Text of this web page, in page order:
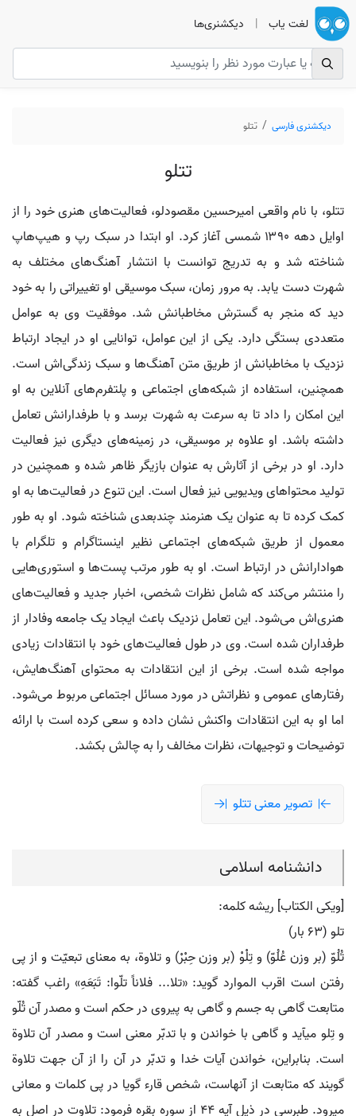
لغت یاب | دیکشنری‌ها
دیکشنری فارسی تتلو
تتلو
تتلو، با نام واقعی امیرحسین مقصودلو، فعالیت‌های هنری خود را از
اوایل دهه ۱۳۹۰ شمسی آغاز کرد. او ابتدا در سبک رپ و هیپ‌هاپ
شناخته شد و به تدریج توانست با انتشار آهنگ‌های مختلف به
شهرت دست یابد. به مرور زمان، سبک موسیقی او تغییراتی را به خود
دید که منجر به گسترش مخاطبانش شد. موفقیت وی به عوامل
متعددی بستگی دارد. یکی از این عوامل، توانایی او در ایجاد ارتباط
نزدیک با مخاطبانش از طریق متن آهنگ‌ها و سبک زندگی‌اش است.
همچنین، استفاده از شبکه‌های اجتماعی و پلتفرم‌های آنلاین به او
این امکان را داد تا به سرعت به شهرت برسد و با طرفدارانش تعامل
داشته باشد. او علاوه بر موسیقی، در زمینه‌های دیگری نیز فعالیت
دارد. او در برخی از آثارش به عنوان بازیگر ظاهر شده و همچنین در
تولید محتواهای ویدیویی نیز فعال است. این تنوع در فعالیت‌ها به او
کمک کرده تا به عنوان یک هنرمند چندبعدی شناخته شود. او به طور
معمول از طریق شبکه‌های اجتماعی نظیر اینستاگرام و تلگرام با
هوادارانش در ارتباط است. او به طور مرتب پست‌ها و استوری‌هایی
را منتشر می‌کند که شامل نظرات شخصی، اخبار جدید و فعالیت‌های
هنری‌اش می‌شود. این تعامل نزدیک باعث ایجاد یک جامعه وفادار از
طرفداران شده است. وی در طول فعالیت‌های خود با انتقادات زیادی
مواجه شده است. برخی از این انتقادات به محتوای آهنگ‌هایش،
رفتارهای عمومی و نظراتش در مورد مسائل اجتماعی مربوط می‌شود.
اما او به این انتقادات واکنش نشان داده و سعی کرده است با ارائه
توضیحات و توجیهات، نظرات مخالف را به چالش بکشد.
تصویر معنی تتلو
دانشنامه اسلامی
[ویکی الکتاب] ریشه کلمه:
تلو (۶۳ بار)
تُلُوّ (بر وزن عُلُوّ) و تِلْوْ (بر وزن حِبْرْ) و تلاوة، به معنای تبعیّت و از پی
رفتن است اقرب الموارد گوید: «تلا... فلاناً تلّوا: تَبَعَهِ» راغب گفته:
متابعت گاهی به جسم و گاهی به پیروی در حکم است و مصدر آن تُلّو
و تِلو می‏آید و گاهی با خواندن و با تدبّر معنی است و مصدر آن تلاوة
است. بنابراین، خواندن آیات خدا و تدبّر در آن را از آن جهت تلاوة
گویند که متابعت از آنهاست، شخص قارء گویا در پی کلمات و معانی
می‏رود. طبرسی در ذیل آیه 44 از سوره بقره فرمود: تلاوت در اصل به